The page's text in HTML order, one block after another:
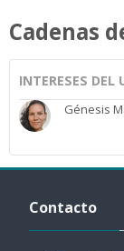
Cadenas
INTERESES DEL
Génesis
Contacto